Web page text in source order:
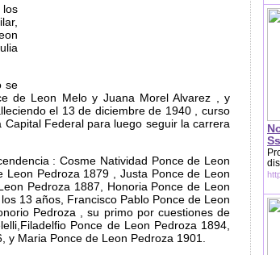
los
se
de Leon Melo y Juana Morel Alvarez , y
el 13 de diciembre de 1940 , curso
Federal para luego seguir la carrera
: Cosme Natividad Ponce de Leon
Leon Pedroza 1879 , Justa Ponce de Leon
Pedroza 1887, Honoria Ponce de Leon
13 años, Francisco Pablo Ponce de Leon
Pedroza , su primo por cuestiones de
Ponce de Leon Pedroza 1894,
Maria Ponce de Leon Pedroza 1901.